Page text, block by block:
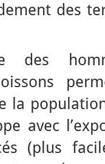
des
des
la
avec
(plus